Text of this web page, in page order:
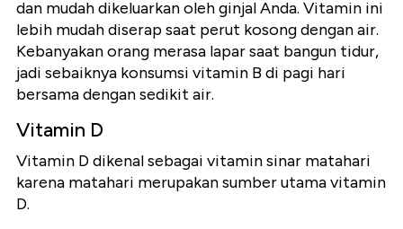
dan mudah dikeluarkan oleh ginjal Anda. Vitamin ini
lebih mudah diserap saat perut kosong dengan air.
Kebanyakan orang merasa lapar saat bangun tidur,
jadi sebaiknya konsumsi vitamin B di pagi hari
bersama dengan sedikit air.
Vitamin D
Vitamin D dikenal sebagai vitamin sinar matahari
karena matahari merupakan sumber utama vitamin
D.